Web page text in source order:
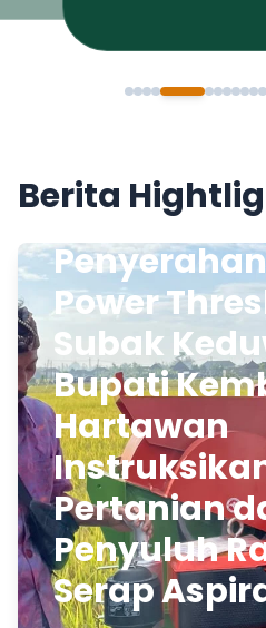
Berita
Power
Subak
Bupati
Hartawan
Pertanian
Penyuluh
Serap